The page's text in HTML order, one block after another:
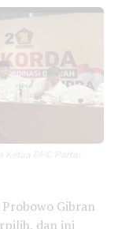
Gibran
dan ini